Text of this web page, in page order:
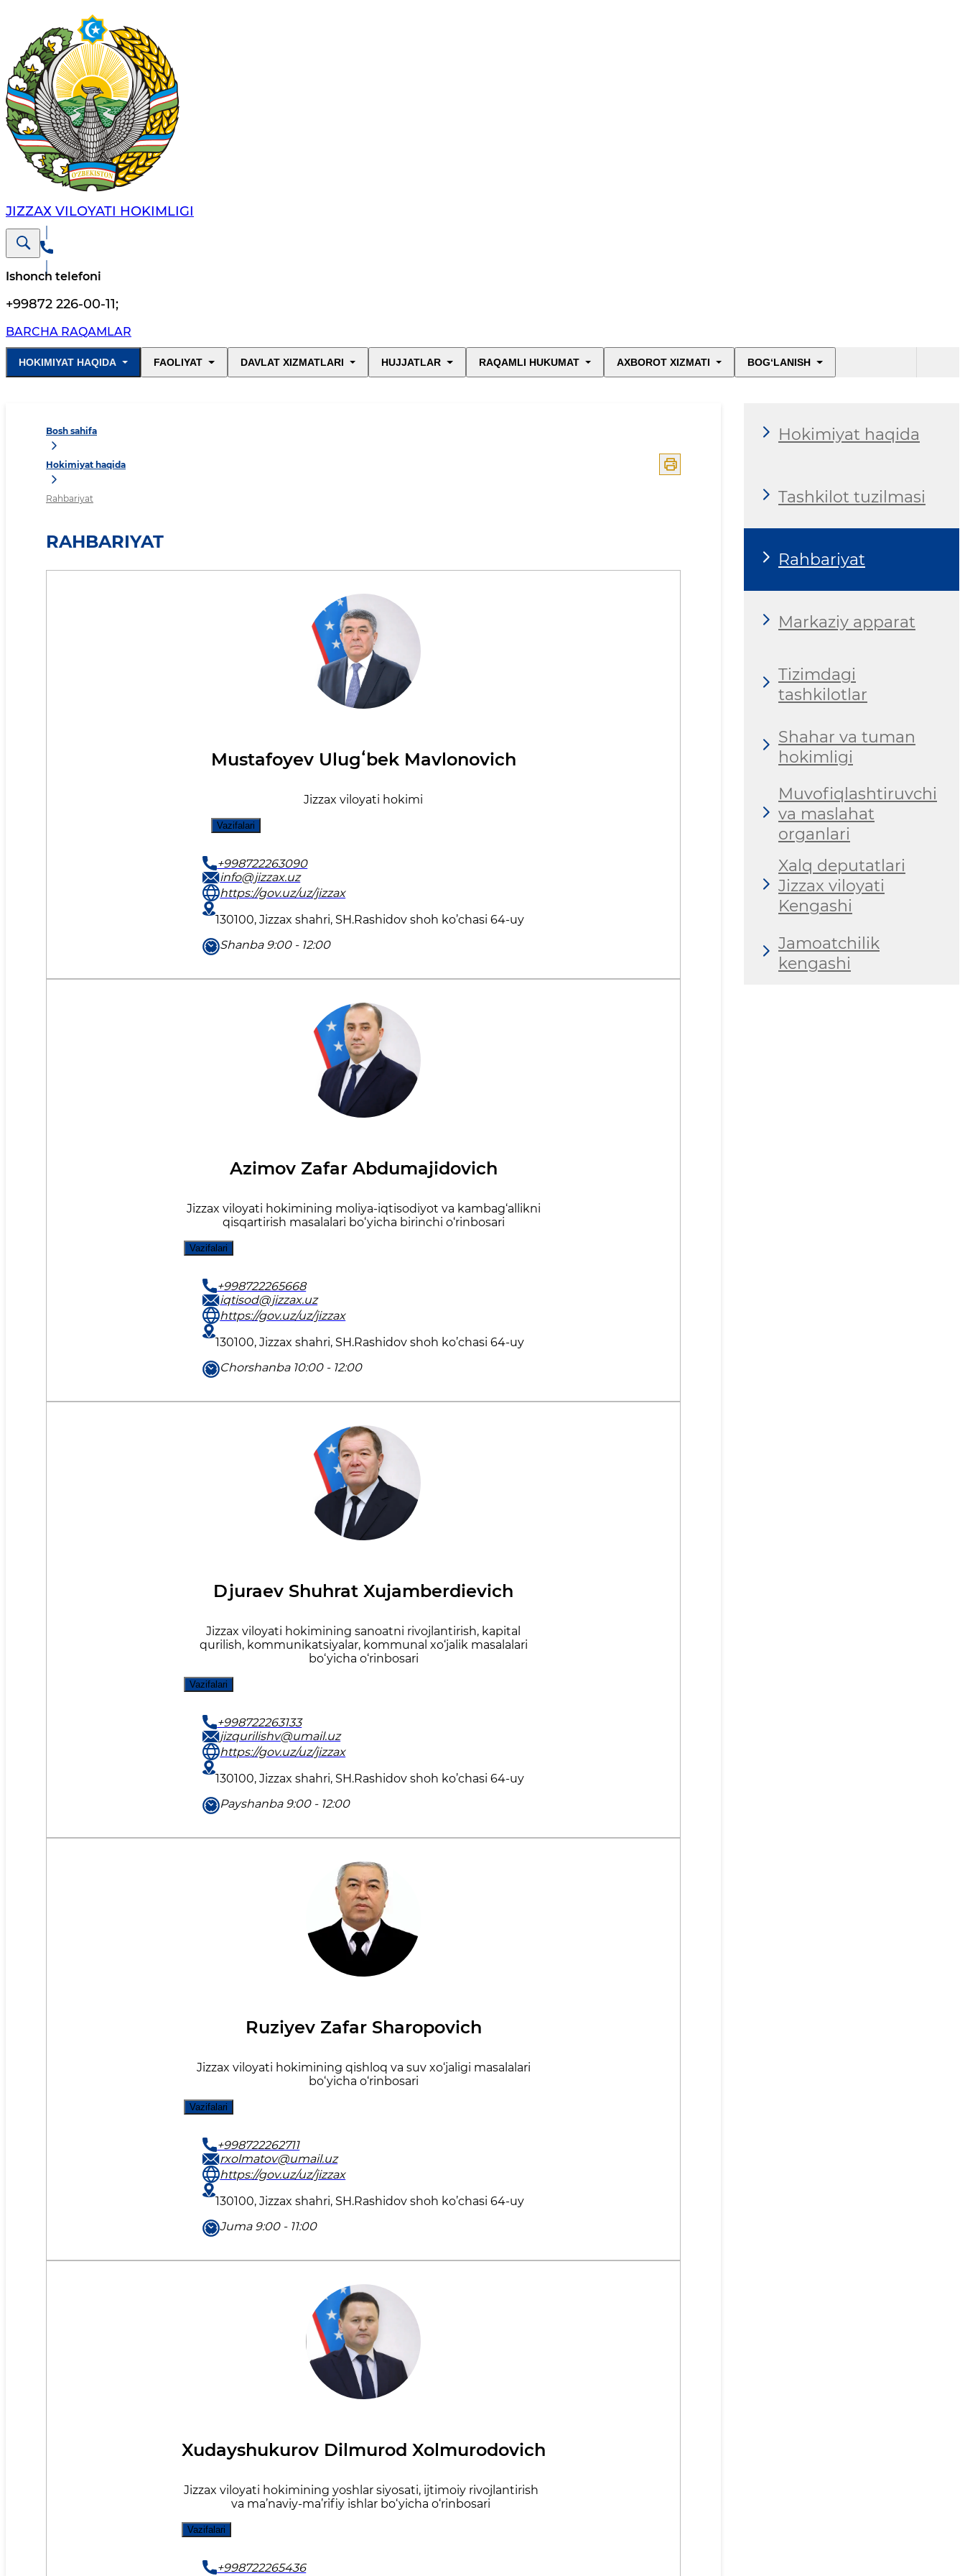
JIZZАХ VILОYATI HОKIMLIGI
Ishonch telefoni
+99872 226-00-11;
BARCHA RAQAMLAR
HOKIMIYAT HAQIDA FAOLIYAT DAVLAT XIZMATLARI HUJJATLAR RAQAMLI HUKUMAT AXBOROT XIZMATI BOG‘LANISH
Bosh sahifa
Hokimiyat haqida
Rahbariyat
RAHBARIYAT
Mustafoyev Ulugʻbek Mavlonovich
Jizzax viloyati hokimi
Vazifalari
+998722263090
info@jizzax.uz
https://gov.uz/uz/jizzax
130100, Jizzax shahri, SH.Rashidov shoh ko’chasi 64-uy
Shanba 9:00 - 12:00
Azimov Zafar Abdumajidovich
Jizzax viloyati hokimining moliya-iqtisodiyot va kambag‘allikni
qisqartirish masalalari bo‘yicha birinchi o‘rinbosari
Vazifalari
+998722265668
iqtisod@jizzax.uz
https://gov.uz/uz/jizzax
130100, Jizzax shahri, SH.Rashidov shoh ko’chasi 64-uy
Chorshanba 10:00 - 12:00
Djuraev Shuhrat Xujamberdievich
Jizzax viloyati hokimining sanoatni rivojlantirish, kapital
qurilish, kommunikatsiyalar, kommunal xo‘jalik masalalari
bo‘yicha o‘rinbosari
Vazifalari
+998722263133
jizqurilishv@umail.uz
https://gov.uz/uz/jizzax
130100, Jizzax shahri, SH.Rashidov shoh ko’chasi 64-uy
Payshanba 9:00 - 12:00
Ruziyev Zafar Sharopovich
Jizzax viloyati hokimining qishloq va suv xo‘jaligi masalalari
bo‘yicha o‘rinbosari
Vazifalari
+998722262711
rxolmatov@umail.uz
https://gov.uz/uz/jizzax
130100, Jizzax shahri, SH.Rashidov shoh ko’chasi 64-uy
Juma 9:00 - 11:00
Xudayshukurov Dilmurod Xolmurodovich
Jizzax viloyati hokimining yoshlar siyosati, ijtimoiy rivojlantirish
va ma’naviy-ma’rifiy ishlar bo‘yicha o‘rinbosari
Vazifalari
+998722265436
Hokimiyat haqida
Tashkilot tuzilmasi
Rahbariyat
Markaziy apparat
Tizimdagi
tashkilotlar
Shahar va tuman
hokimligi
Muvofiqlashtiruvchi
va maslahat
organlari
Xalq deputatlari
Jizzax viloyati
Kengashi
Jamoatchilik
kengashi